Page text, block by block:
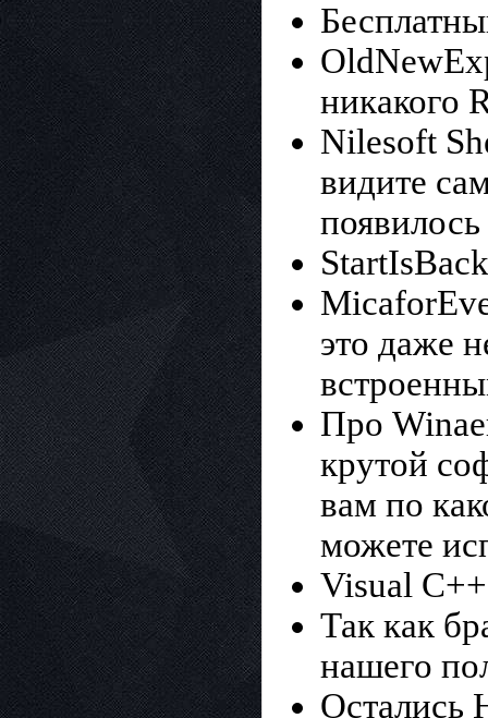
никакого
Nilesoft
видите
это даже
Про
крутой
вам по
можете
Visual
Так как
нашего
Остались